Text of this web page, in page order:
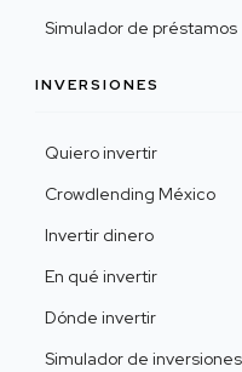
Simulador de préstamos
INVERSIONES
Quiero invertir
Crowdlending México
Invertir dinero
En qué invertir
Dónde invertir
Simulador de inversiones